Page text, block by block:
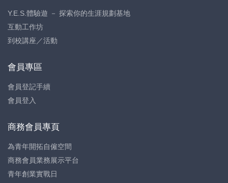
Y.E.S.體驗遊 － 探索你的生涯規劃基地
互動工作坊
到校講座／活動
會員專區
會員登記手續
會員登入
商務會員專頁
為青年開拓自僱空間
商務會員業務展示平台
青年創業實戰日